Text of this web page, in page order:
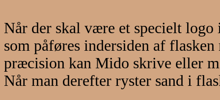
Når der skal være et specielt
som påføres indersiden af
præcision kan Mido skrive eller
Når man derefter ryster sand i